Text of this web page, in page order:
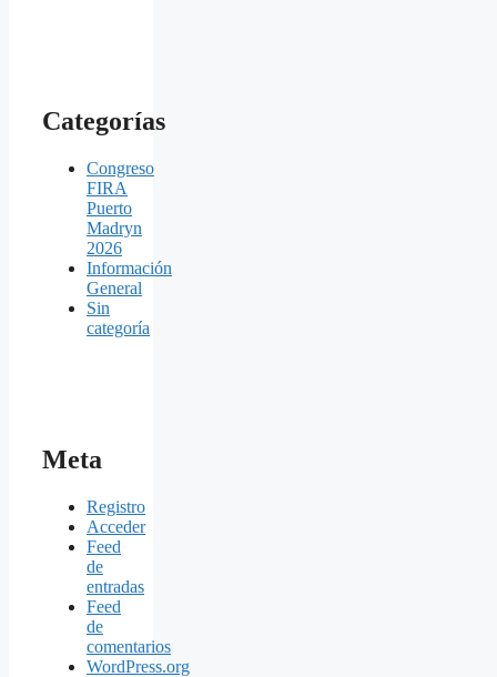
Categorías
Congreso
FIRA
Puerto
Madryn
2026
Información
General
Sin
categoría
Meta
Registro
Acceder
Feed
de
entradas
Feed
de
comentarios
WordPress.org